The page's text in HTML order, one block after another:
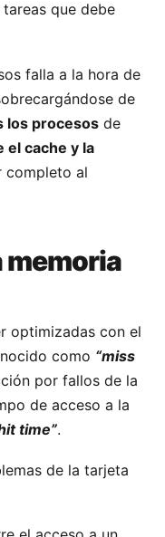
que debe
falla a la hora de
de
los procesos de
el cache y la
completo al
memoria
optimizadas con el
como “miss
por fallos de la
de acceso a la
time”.
de la tarjeta